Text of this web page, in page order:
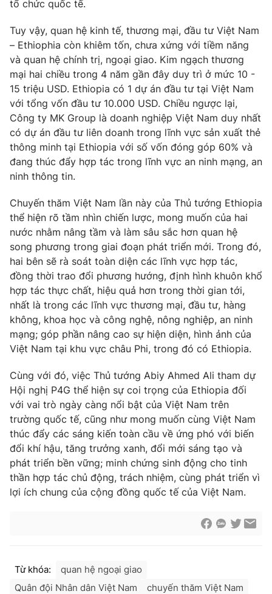
tổ chức quốc tế.
Tuy vậy, quan hệ kinh tế, thương mại, đầu tư Việt Nam
– Ethiophia còn khiêm tốn, chưa xứng với tiềm năng
và quan hệ chính trị, ngoại giao. Kim ngạch thương
mại hai chiều trong 4 năm gần đây duy trì ở mức 10 -
15 triệu USD. Ethiopia có 1 dự án đầu tư tại Việt Nam
với tổng vốn đầu tư 10.000 USD. Chiều ngược lại,
Công ty MK Group là doanh nghiệp Việt Nam duy nhất
có dự án đầu tư liên doanh trong lĩnh vực sản xuất thẻ
thông minh tại Ethiopia với số vốn đóng góp 60% và
đang thúc đẩy hợp tác trong lĩnh vực an ninh mạng, an
ninh thông tin.
Chuyến thăm Việt Nam lần này của Thủ tướng Ethiopia
thể hiện rõ tầm nhìn chiến lược, mong muốn của hai
nước nhằm nâng tầm và làm sâu sắc hơn quan hệ
song phương trong giai đoạn phát triển mới. Trong đó,
hai bên sẽ rà soát toàn diện các lĩnh vực hợp tác,
đồng thời trao đổi phương hướng, định hình khuôn khổ
hợp tác thực chất, hiệu quả hơn trong thời gian tới,
nhất là trong các lĩnh vực thương mại, đầu tư, hàng
không, khoa học và công nghệ, nông nghiệp, an ninh
mạng; góp phần nâng cao sự hiện diện, hình ảnh của
Việt Nam tại khu vực châu Phi, trong đó có Ethiopia.
Cùng với đó, việc Thủ tướng Abiy Ahmed Ali tham dự
Hội nghị P4G thể hiện sự coi trọng của Ethiopia đối
với vai trò ngày càng nổi bật của Việt Nam trên
trường quốc tế, cũng như mong muốn cùng Việt Nam
thúc đẩy các sáng kiến toàn cầu về ứng phó với biến
đổi khí hậu, tăng trưởng xanh, đổi mới sáng tạo và
phát triển bền vững; minh chứng sinh động cho tinh
thần hợp tác chủ động, trách nhiệm, cùng phát triển vì
lợi ích chung của cộng đồng quốc tế của Việt Nam.
Từ khóa:
quan hệ ngoại giao
Quân đội Nhân dân Việt Nam
chuyến thăm Việt Nam